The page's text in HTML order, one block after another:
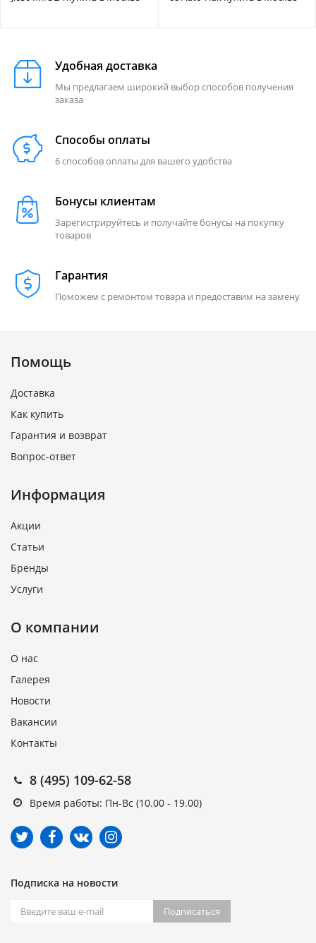
Удобная доставка
Мы предлагаем широкий выбор способов получения
заказа
Способы оплаты
6 способов оплаты для вашего удобства
Бонусы клиентам
Зарегистрируйтесь и получайте бонусы на покупку
товаров
Гарантия
Поможем с ремонтом товара и предоставим на замену
Помощь
Доставка
Как купить
Гарантия и возврат
Вопрос-ответ
Информация
Акции
Статьи
Бренды
Услуги
О компании
О нас
Галерея
Новости
Вакансии
Контакты
8 (495) 109-62-58
Время работы: Пн-Вс (10.00 - 19.00)
Подписка на новости
Подписаться